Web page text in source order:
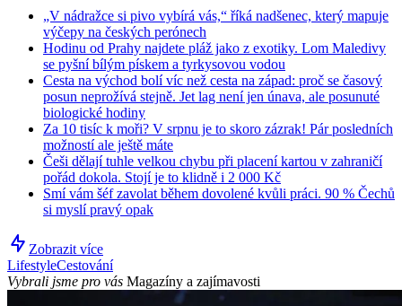
„V nádražce si pivo vybírá vás,“ říká nadšenec, který mapuje
výčepy na českých perónech
Hodinu od Prahy najdete pláž jako z exotiky. Lom Maledivy
se pyšní bílým pískem a tyrkysovou vodou
Cesta na východ bolí víc než cesta na západ: proč se časový
posun neprožívá stejně. Jet lag není jen únava, ale posunuté
biologické hodiny
Za 10 tisíc k moři? V srpnu je to skoro zázrak! Pár posledních
možností ale ještě máte
Češi dělají tuhle velkou chybu při placení kartou v zahraničí
pořád dokola. Stojí je to klidně i 2 000 Kč
Smí vám šéf zavolat během dovolené kvůli práci. 90 % Čechů
si myslí pravý opak
Zobrazit více
LifestyleCestování
Vybrali jsme pro vás Magazíny a zajímavosti